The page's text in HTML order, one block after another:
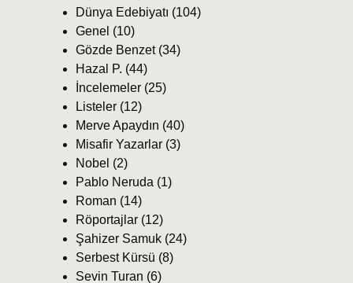
Dünya Edebiyatı (104)
Genel (10)
Gözde Benzet(34)
Hazal P. (44)
İncelemeler (25)
Listeler (12)
Merve Apaydın (40)
Misafir Yazarlar (3)
Nobel (2)
Pablo Neruda (1)
Roman (14)
Röportajlar (12)
Şahizer Samuk (24)
Serbest Kürsü (8)
Sevin Turan (6)